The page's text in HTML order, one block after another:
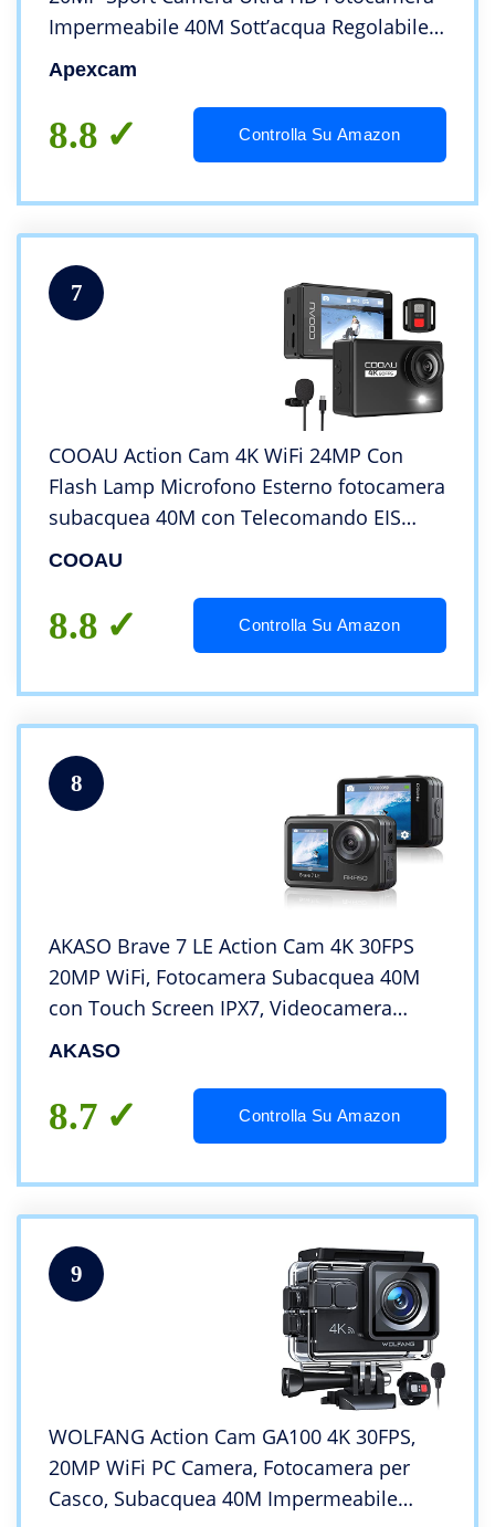
Impermeabile 40M Sott’acqua Regolabile
Grandangolare Mic Esterno Con
Telecomando 2x1350mAh Batterie e
Accessori
Apexcam
8.8 Controlla Su Amazon
7
COOAU Action Cam 4K WiFi 24MP Con
Flash Lamp Microfono Esterno fotocamera
subacquea 40M con Telecomando EIS
Stabilizzazione action camera 170°
1350mAh/Accessori
COOAU
8.8 Controlla Su Amazon
8
AKASO Brave 7 LE Action Cam 4K 30FPS
20MP WiFi, Fotocamera Subacquea 40M
con Touch Screen IPX7, Videocamera
Stabilizzatore EIS 2.0 con Doppio Schermo
Immersioni
AKASO
8.7 Controlla Su Amazon
9
WOLFANG Action Cam GA100 4K 30FPS,
20MP WiFi PC Camera, Fotocamera per
Casco, Subacquea 40M Impermeabile